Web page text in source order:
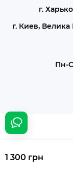
1 300 грн
г.
г. Киев, Велика
Пн-